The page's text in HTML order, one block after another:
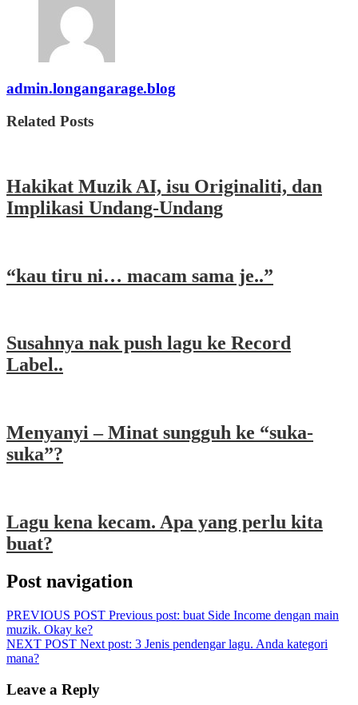
admin.longangarage.blog
Related Posts
Hakikat Muzik AI, isu Originaliti, dan
Implikasi Undang-Undang
“kau tiru ni… macam sama je..”
Susahnya nak push lagu ke Record
Label..
Menyanyi – Minat sungguh ke “suka-
suka”?
Lagu kena kecam. Apa yang perlu kita
buat?
Post navigation
PREVIOUS POST Previous post: buat Side Income dengan main
muzik. Okay ke?
NEXT POST Next post: 3 Jenis pendengar lagu. Anda kategori
mana?
Leave a Reply